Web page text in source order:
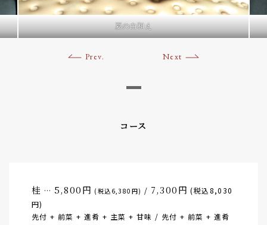
Prev.
夏の白和え
Next
コース
桂 … 5,800円 (税込6,380円) / 7,300円 (税込8,030
円)
先付 + 前菜 + 進肴 + 主菜 + 甘味 / 先付 + 前菜 + 進肴